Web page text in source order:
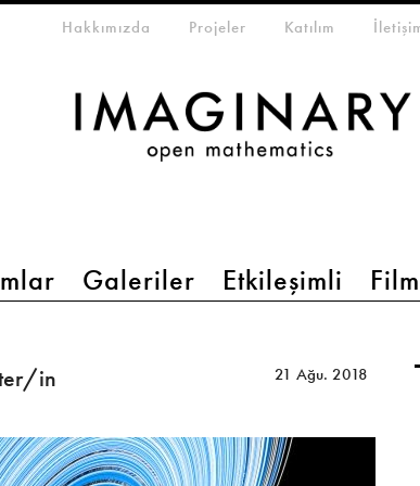
Galeriler Etkileşimli
menuHakkımızda Projeler Katılım
in
21 Ağu. 2018